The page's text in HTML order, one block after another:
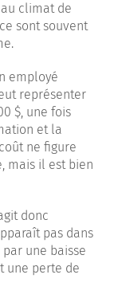
climat de
sont souvent
employé
représenter
$, une fois
et la
ne figure
mais il est bien
donc
pas dans
une baisse
une perte de